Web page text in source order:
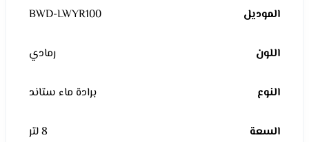
الموديل BWD-LWYR100
اللون رمادي
النوع برادة ماء ستاند
السعة 8 لتر